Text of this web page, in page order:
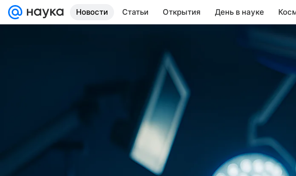
Новости Статьи Открытия День в науке